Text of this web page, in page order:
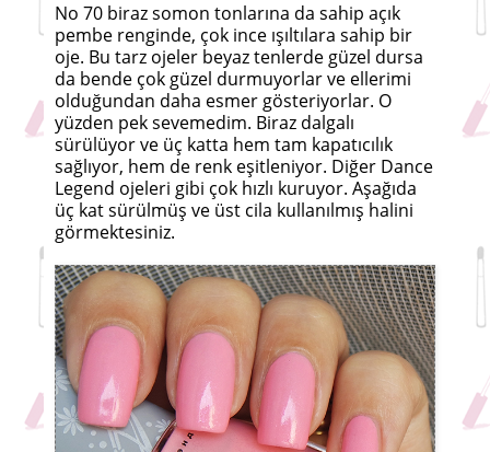
No 70 biraz somon tonlarına da sahip açık
pembe renginde, çok ince ışıltılara sahip bir
oje. Bu tarz ojeler beyaz tenlerde güzel dursa
da bende çok güzel durmuyorlar ve ellerimi
olduğundan daha esmer gösteriyorlar. O
yüzden pek sevemedim. Biraz dalgalı
sürülüyor ve üç katta hem tam kapatıcılık
sağlıyor, hem de renk eşitleniyor. Diğer Dance
Legend ojeleri gibi çok hızlı kuruyor. Aşağıda
üç kat sürülmüş ve üst cila kullanılmış halini
görmektesiniz.